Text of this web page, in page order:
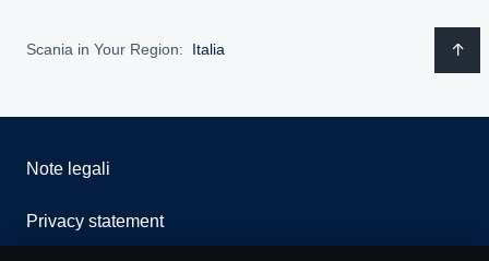
Scania in Your Region: Italia
Note legali
Privacy statement